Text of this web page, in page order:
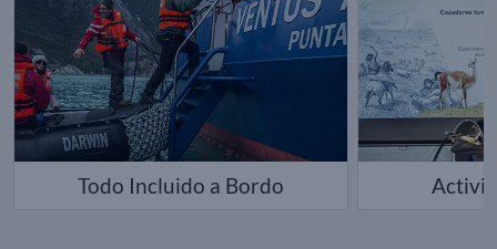
Todo Incluido a Bordo